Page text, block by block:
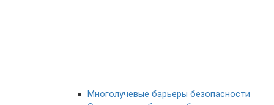
Многолучевые барьеры безопасности